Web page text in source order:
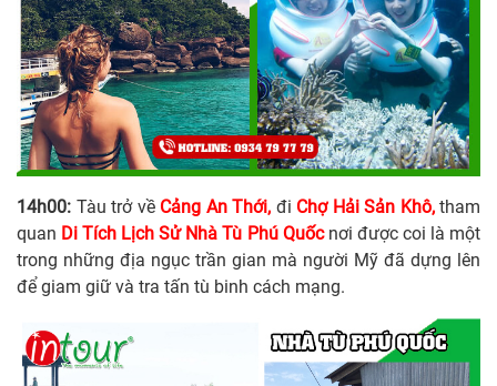
14h00: Tàu trở về Cảng An Thới, đi Chợ Hải Sản Khô,tham
quan Di Tích Lịch Sử Nhà Tù Phú Quốc nơi được coi là một
trong những địa ngục trần gian mà người Mỹ đã dựng lên
để giam giữ và tra tấn tù binh cách mạng.